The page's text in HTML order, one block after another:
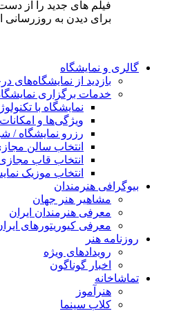
فیلم های جدید را از
برای دیدن به روزرسانی
گالری و نمایشگاه
بازدید از نمایشگاه‌های
خدمات برگزاری
نمایشگاه با
ویژگی‌ها و
رزرو نمایشگاه /
انتخاب سالن
انتخاب قاب
انتخاب موزیک
بیوگرافی هنرمندان
مشاهیر هنر جهان
معرفی هنرمندان ایران
معرفی کیوریتورهای
روزنامه هنر
رویدادهای ویژه
اخبار گوناگون
تماشاخانه
هنرآموز
کلاب سینما